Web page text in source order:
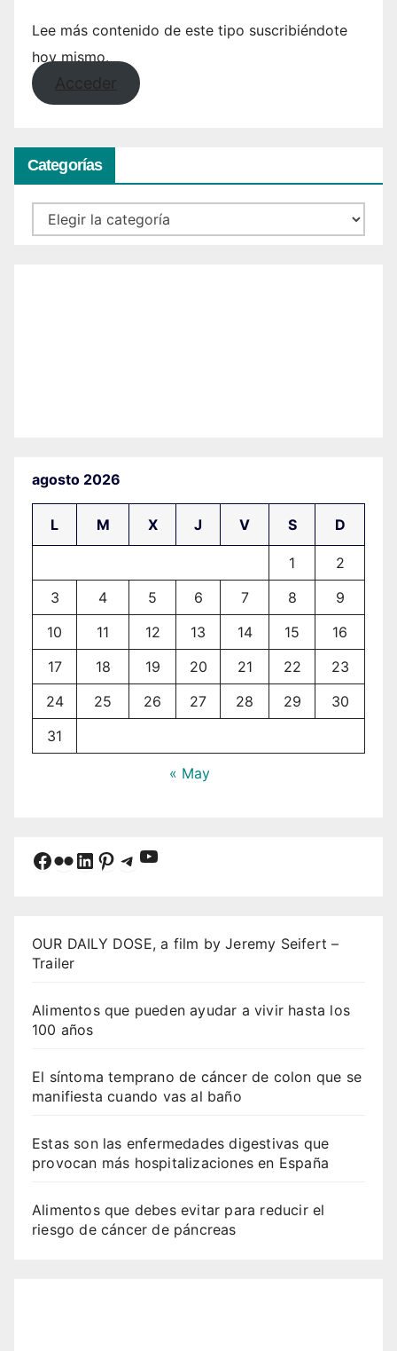
Lee más contenido de este tipo suscribiéndote
hoy mismo.
Acceder
Categorías
Categorías
agosto 2026
L M X J V S D
1
2
3
4 5 6 7 8
9
10
11 12 13 14 15
16
17
18 19 20 21 22
23
24
25 26 27 28 29
30
31
« May
Facebook
Flickr
LinkedIn
Pinterest
Telegram
YouTube
OUR DAILY DOSE, a film by Jeremy Seifert –
Trailer
Alimentos que pueden ayudar a vivir hasta los
100 años
El síntoma temprano de cáncer de colon que se
manifiesta cuando vas al baño
Estas son las enfermedades digestivas que
provocan más hospitalizaciones en España
Alimentos que debes evitar para reducir el
riesgo de cáncer de páncreas